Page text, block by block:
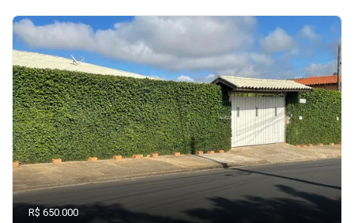
R$ 650.000